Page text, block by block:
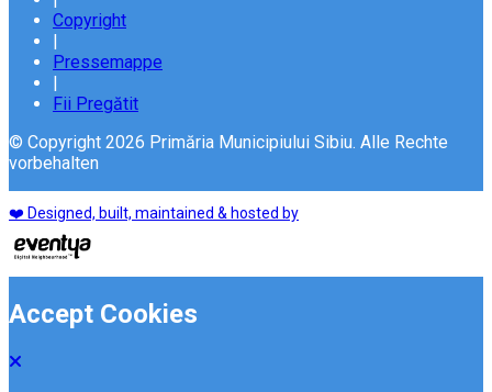
Copyright
|
Pressemappe
|
Fii Pregătit
© Copyright 2026 Primăria Municipiului Sibiu. Alle Rechte
vorbehalten
❤️ Designed, built, maintained & hosted by
Accept Cookies